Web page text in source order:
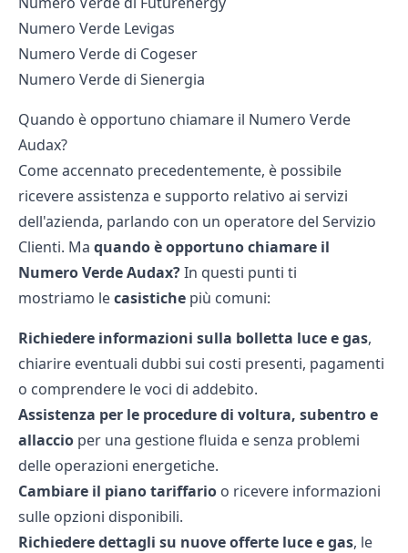
Numero Verde Levigas
Numero Verde di Cogeser
Numero Verde di Sienergia
Quando è opportuno chiamare il Numero Verde
Audax?
Come accennato precedentemente, è possibile
ricevere assistenza e supporto relativo ai servizi
dell'azienda, parlando con un operatore del Servizio
Clienti. Ma quando è opportuno chiamare il
Numero Verde Audax?In questi punti ti
mostriamo lecasistiche più comuni:
Richiedere informazioni sulla bolletta luce e gas,
chiarire eventuali dubbi sui costi presenti, pagamenti
o comprendere le voci di addebito.
Assistenza per le procedure di voltura, subentro e
allaccio per una gestione fluida e senza problemi
delle operazioni energetiche.
Cambiare il piano tariffario o ricevere informazioni
sulle opzioni disponibili.
Richiedere dettagli su nuove offerte luce e gas, le